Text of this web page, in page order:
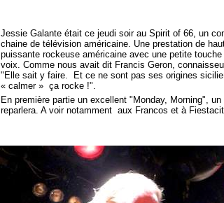
Jessie Galante était ce jeudi soir au Spirit of 66, un
chaine de télévision américaine. Une prestation de
puissante rockeuse américaine avec une petite
voix. Comme nous avait dit Francis Geron,
"Elle sait y faire. Et ce ne sont pas ses origines
« calmer » ça rocke !".
En première partie un excellent "Monday, Morning", un
reparlera. A voir notamment aux Francos et à